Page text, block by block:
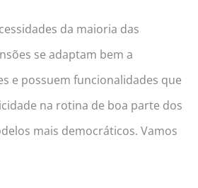
da maioria das
se adaptam bem a
e possuem funcionalidades que
na rotina de boa parte dos
mais democráticos. Vamos